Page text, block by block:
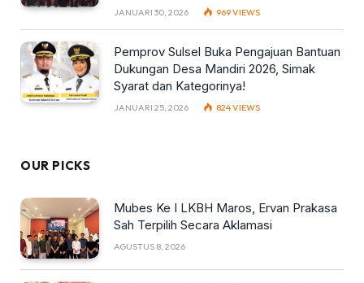
JANUARI 30, 2026 969VIEWS
Pemprov Sulsel Buka Pengajuan Bantuan
Dukungan Desa Mandiri 2026, Simak
Syarat dan Kategorinya!
JANUARI 25, 2026 824VIEWS
OUR PICKS
Mubes Ke I LKBH Maros, Ervan Prakasa
Sah Terpilih Secara Aklamasi
AGUSTUS 8, 2026